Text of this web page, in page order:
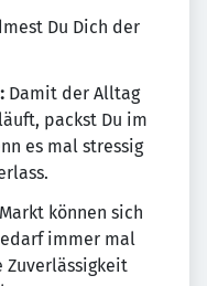
Du Dich der
Damit der Alltag
packst Du im
es mal stressig
können sich
immer mal
Zuverlässigkeit